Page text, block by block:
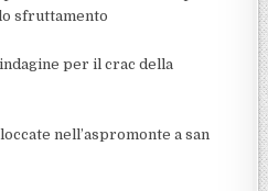
sfruttamento
per il crac della
nell’aspromonte a san